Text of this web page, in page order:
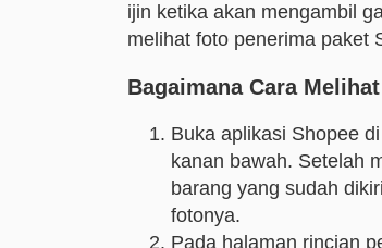
ijin ketika akan mengambil
melihat foto penerima paket
Bagaimana Cara
Buka aplikasi Shopee
kanan bawah. Setelah
barang yang sudah
fotonya.
Pada halaman rincian